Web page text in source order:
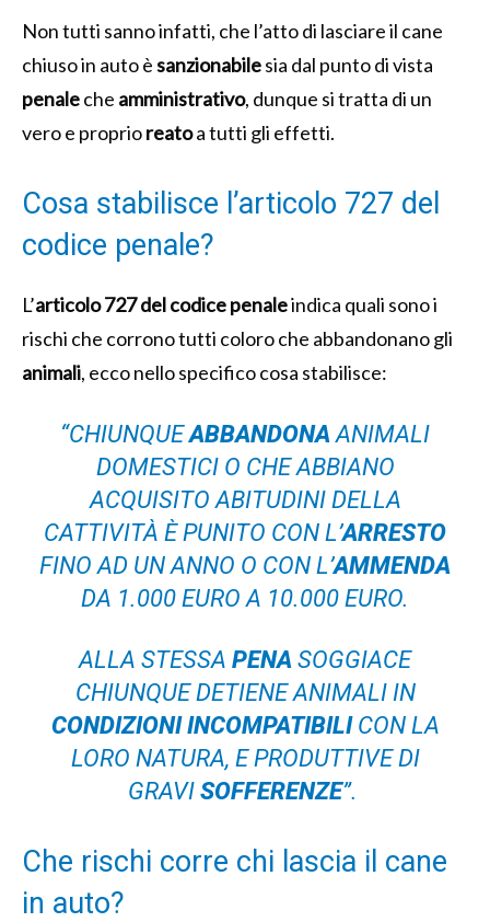
Non tutti sanno infatti, che l’atto di lasciare il cane
chiuso in auto èsanzionabilesia dal punto di vista
penaleche amministrativo, dunque si tratta di un
vero e proprioreatoa tutti gli effetti.
Cosa stabilisce l’articolo 727 del
codice penale?
L’articolo 727 del codice penaleindica quali sono i
rischi che corrono tutti coloro che abbandonano gli
animali, ecco nello specifico cosa stabilisce:
“CHIUNQUEABBANDONA ANIMALI
DOMESTICI O CHE ABBIANO
ACQUISITO ABITUDINI DELLA
CATTIVITÀ È PUNITO CON L’ARRESTO
FINO AD UN ANNO O CON L’AMMENDA
DA 1.000 EURO A 10.000 EURO.
ALLA STESSA PENA SOGGIACE
CHIUNQUE DETIENE ANIMALI IN
CONDIZIONI INCOMPATIBILICON LA
LORO NATURA, E PRODUTTIVE DI
GRAVI SOFFERENZE”.
Che rischi corre chi lascia il cane
in auto?